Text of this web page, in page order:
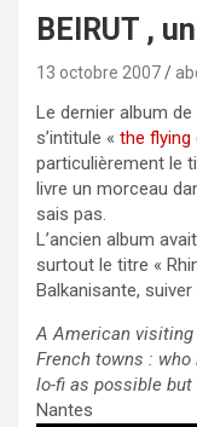
BEIRUT ,
13 octobre 2007
Le dernier album de
s’intitule « the flying
particulièrement le
livre un morceau
sais pas.
L’ancien album
surtout le titre «
Balkanisante, suiver
A American visiting
French towns : who
lo-fi as possible
Nantes